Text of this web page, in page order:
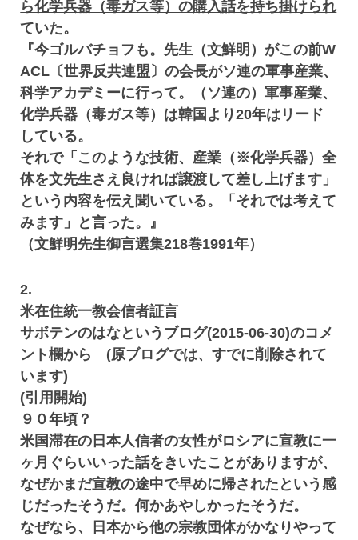
ら化学兵器（毒ガス等）の購入話を持ち掛けられ
ていた。
『今ゴルバチョフも。先生（文鮮明）がこの前W
ACL〔世界反共連盟〕の会長がソ連の軍事産業、
科学アカデミーに行って。（ソ連の）軍事産業、
化学兵器（毒ガス等）は韓国より20年はリード
している。
それで「このような技術、産業（※化学兵器）全
体を文先生さえ良ければ譲渡して差し上げます」
という内容を伝え聞いている。「それでは考えて
みます」と言った。』
（文鮮明先生御言選集218巻1991年）
2.
米在住統一教会信者証言
サボテンのはなというブログ(2015-06-30)のコメ
ント欄から (原ブログでは、すでに削除されて
います)
(引用開始)
９０年頃？
米国滞在の日本人信者の女性がロシアに宣教に一
ヶ月ぐらいいった話をきいたことがありますが、
なぜかまだ宣教の途中で早めに帰されたという感
じだったそうだ。何かあやしかったそうだ。
なぜなら、日本から他の宗教団体がかなりやって